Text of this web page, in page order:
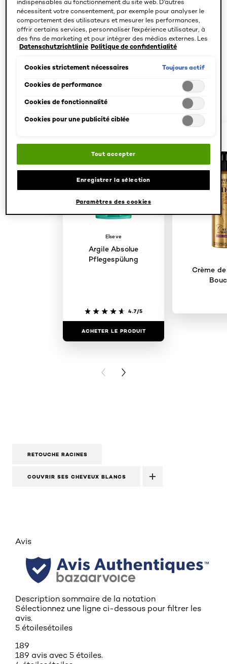
Skip the slider: Related Products Magic-Retouch
Entdecken Sie weitere Produkte für Ihren
Look
Entdecken Sie weitere Produkte für Ihren Look
Elseve
Argile Absolue
Pflegespülung
4.7/5
ACHETER LE PRODUIT
Crème
PREVIOUS CARD
NEXT CARD
RETOUCHE RACINES
COUVRIR SES CHEVEUX BLANCS
Avis
Description sommaire de la notation
Sélectionnez une ligne ci-dessous pour filtrer les
avis.
5 étoilesétoiles
189
189 avis avec 5 étoiles.
indispensables au fonctionnement du site web. D'autres
nécessitent votre consentement, par exemple pour analyser le
comportement des utilisateurs et mesurer les performances,
offrir certains services, personnaliser l'expérience utilisateur, à
des fins de marketing et pour intégrer des médias externes. Les
cookies non indispensables peuvent être acceptés directement
»). Il est également possible de personnaliser les paramètres et
pouvez modifier votre sélection à tout moment en cliquant sur le
lien « Paramètres des cookies ». Pour plus d'informations,
veuillez consulter notre politique de confidentialité.
Datenschutzrichtlinie Politique de confidentialité
Cookies strictement nécessaires Toujours actif
Cookies de performance
Cookies de fonctionnalité
Cookies pour une publicité ciblée
Tout accepter
Enregistrer la sélection
Paramètres des cookies